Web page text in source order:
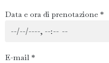
Data e ora di prenotazione *
E-mail *